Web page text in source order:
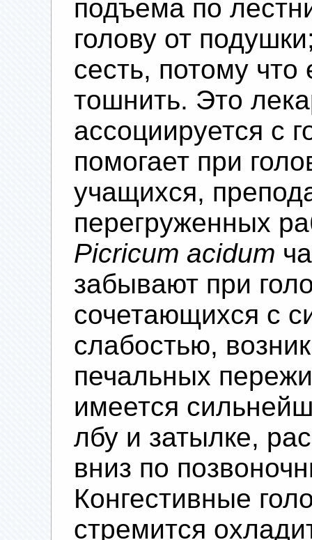
подъема по
голову от
сесть, потому что
тошнить. Это
ассоциируется с
помогает при
учащихся,
перегруженных
Picricum acidum
забывают при
сочетающихся с
слабостью,
печальных
имеется
лбу и затылке,
вниз по
Конгестивные
стремится